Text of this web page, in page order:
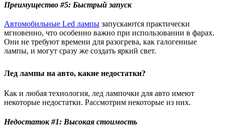
Преимущество #5: Быстрый запуск
Автомобильные Led лампы запускаются практически
мгновенно, что особенно важно при использовании в фарах.
Они не требуют времени для разогрева, как галогенные
лампы, и могут сразу же создать яркий свет.
Лед лампы на авто, какие недостатки?
Как и любая технология, лед лампочки для авто имеют
некоторые недостатки. Рассмотрим некоторые из них.
Недостаток #1: Высокая стоимость